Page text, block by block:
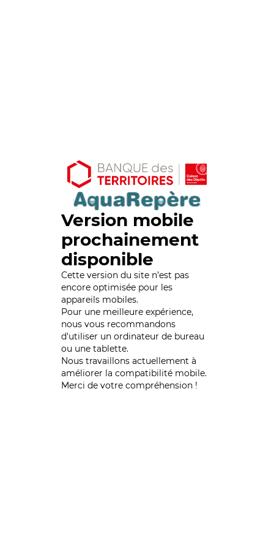
Version mobile
prochainement
disponible
Cette version du site n’est pas
encore optimisée pour les
appareils mobiles.
Pour une meilleure expérience,
nous vous recommandons
d'utiliser un ordinateur de bureau
ou une tablette.
Nous travaillons actuellement à
améliorer la compatibilité mobile.
Merci de votre compréhension !